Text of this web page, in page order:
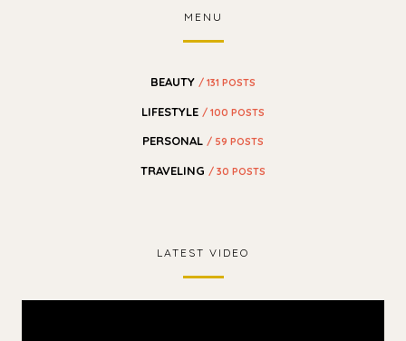
MENU
BEAUTY / 131 POSTS
LIFESTYLE / 100 POSTS
PERSONAL / 59 POSTS
TRAVELING / 30 POSTS
LATEST VIDEO